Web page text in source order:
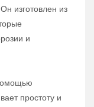
изготовлен из
и
простоту и